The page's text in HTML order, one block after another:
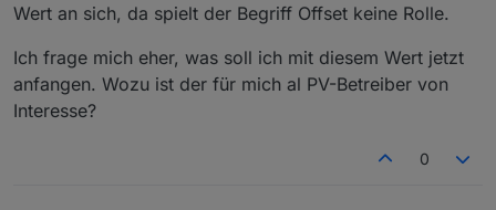
Wert an sich, da spielt der Begriff Offset keine Rolle.
Ich frage mich eher, was soll ich mit diesem Wert jetzt
anfangen. Wozu ist der für mich al PV-Betreiber von
Interesse?
0